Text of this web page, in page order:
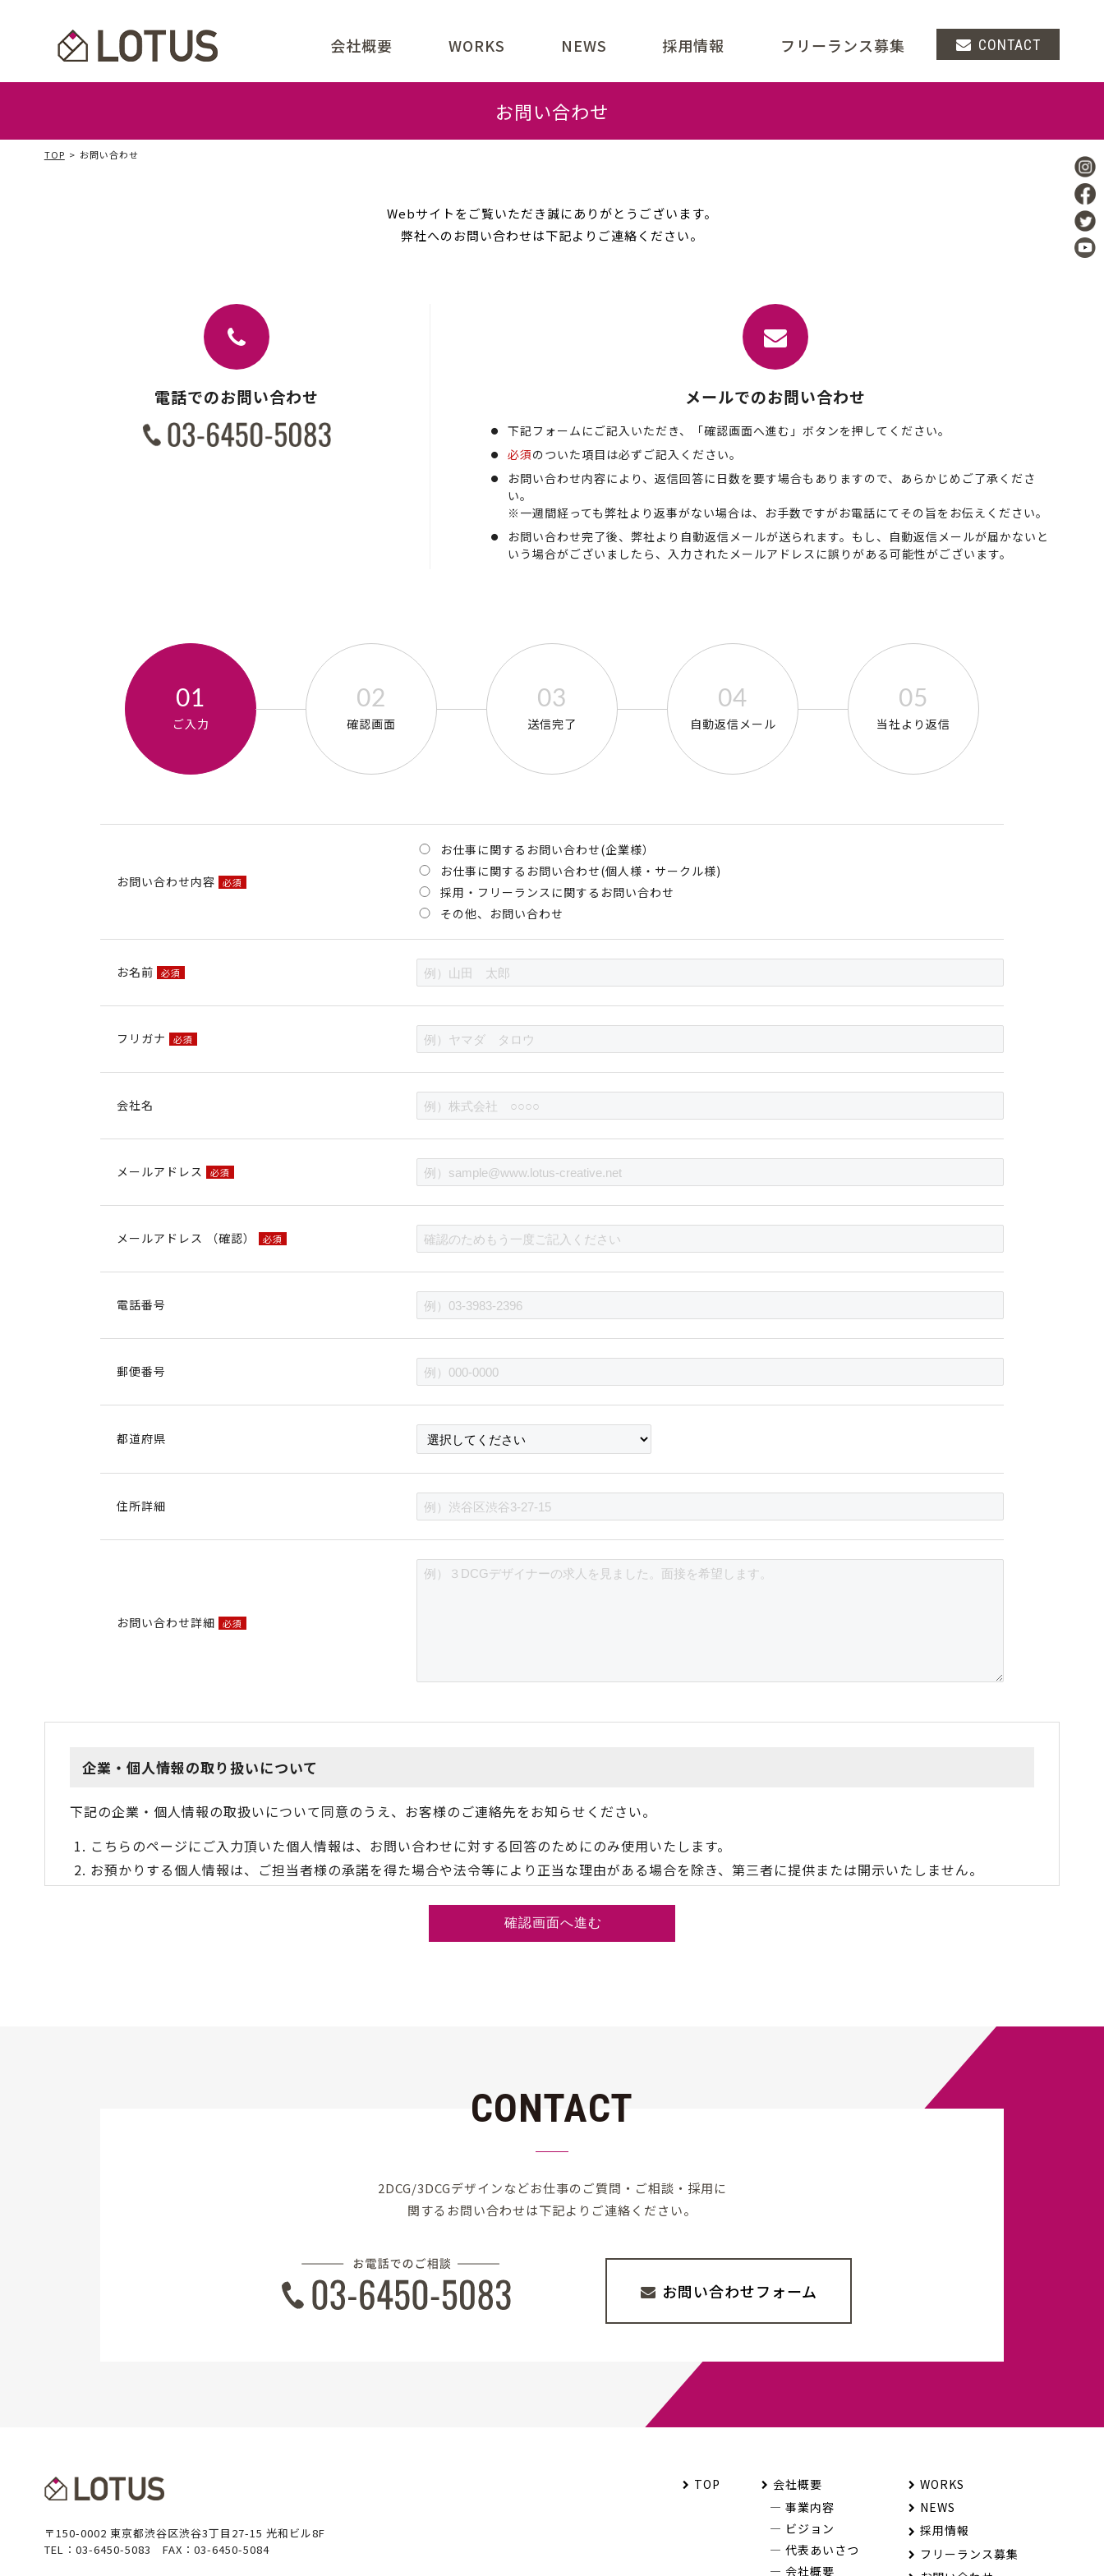
CONTACT
会社概要 WORKS NEWS 採用情報 フリーランス募集
お問い合わせ
TOP お問い合わせ
Webサイトをご覧いただき誠にありがとうございます。
弊社へのお問い合わせは下記よりご連絡ください。
電話でのお問い合わせ メールでのお問い合わせ
下記フォームにご記入いただき、「確認画面へ進む」ボタンを押してください。
必須のついた項目は必ずご記入ください。
お問い合わせ内容により、返信回答に日数を要す場合もありますので、あらかじめご了承くださ
い。
※一週間経っても弊社より返事がない場合は、お手数ですがお電話にてその旨をお伝えください。
お問い合わせ完了後、弊社より自動返信メールが送られます。もし、自動返信メールが届かないと
いう場合がございましたら、入力されたメールアドレスに誤りがある可能性がございます。
ご入力 確認画面 送信完了 自動返信メール 当社より返信
お問い合わせ内容 必須
お仕事に関するお問い合わせ(企業様）
お仕事に関するお問い合わせ(個人様・サークル様)
採用・フリーランスに関するお問い合わせ
その他、お問い合わせ
お名前 必須
フリガナ 必須
会社名
メールアドレス 必須
メールアドレス （確認） 必須
電話番号
郵便番号
都道府県
住所詳細
お問い合わせ詳細 必須
企業・個人情報の取り扱いについて
下記の企業・個人情報の取扱いについて同意のうえ、お客様のご連絡先をお知らせください。
こちらのページにご入力頂いた個人情報は、お問い合わせに対する回答のためにのみ使用いたします。
お預かりする個人情報は、ご担当者様の承諾を得た場合や法令等により正当な理由がある場合を除き、第三者に提供または開示いたしません。
申込みに必要な情報が入力されていない場合にはお取扱いできない場合があります。
お預かりした個人情報の開示・訂正・削除のご要求なども上記フォームよりお問い合わせください。
管理本部
CONTACT
2DCG/3DCGデザインなどお仕事のご質問・ご相談・採用に
関する お問い合わせは下記よりご連絡ください。
お問い合わせフォーム
TOP
会社概要
事業内容
ビジョン
代表あいさつ
会社概要
WORKS
NEWS
採用情報
フリーランス募集
〒150-0002 東京都渋谷区渋谷3丁目27-15 光和ビル8F
TEL：03-6450-5083 FAX：03-6450-5084